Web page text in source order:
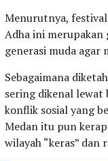
Menurutnya,
Adha ini
generasi muda
Sebagaimana
sering dikenal
konflik sosial yang
Medan itu pun
wilayah “keras” dan